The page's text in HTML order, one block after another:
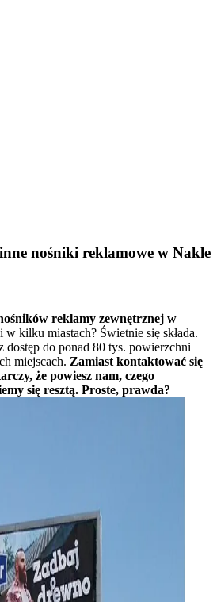
nośniki reklamowe w Nakle
reklamy zewnętrznej w
w kilku miastach? Świetnie się składa.
dostęp do ponad 80 tys. powierzchni
miejscach. Zamiast kontaktować się
że powiesz nam, czego
się resztą. Proste, prawda?